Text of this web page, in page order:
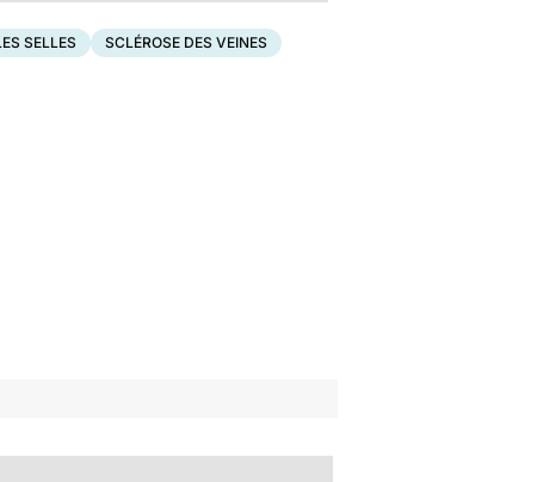
SELLES
SCLÉROSE DES VEINES